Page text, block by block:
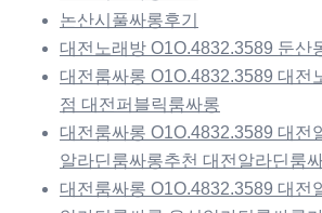
논산시풀싸롱후기
대전노래방 O1O.4832.3589 둔산
대전룸싸롱 O1O.4832.3589 대전
점 대전퍼블릭룸싸롱
대전룸싸롱 O1O.4832.3589 대전
알라딘룸싸롱추천 대전알라딘룸
대전룸싸롱 O1O.4832.3589 대전